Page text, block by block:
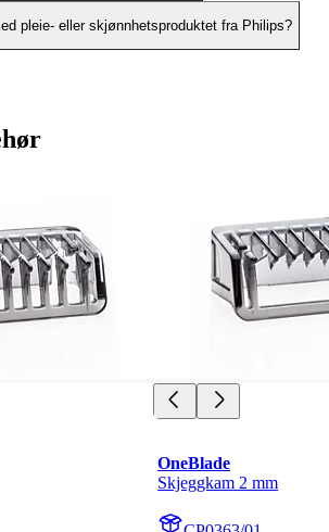
pleie- eller skjønnhetsproduktet fra Philips?
OneBlade
Skjeggkam 2 mm